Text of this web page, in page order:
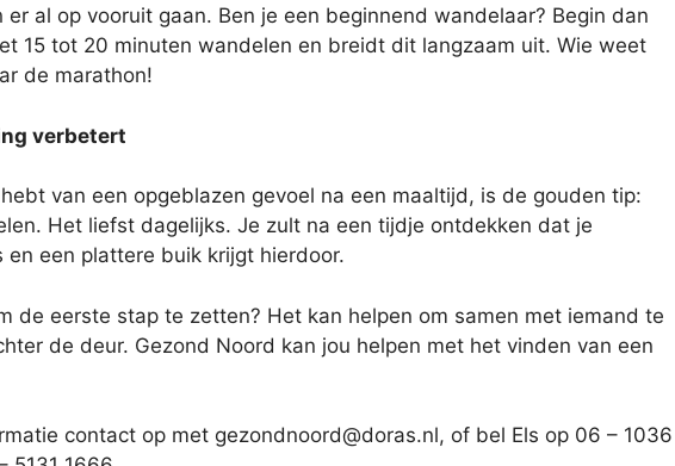
er al op vooruit gaan. Ben je een beginnend wandelaar? Begin dan
15 tot 20 minuten wandelen en breidt dit langzaam uit. Wie weet
de marathon!
verbetert
van een opgeblazen gevoel na een maaltijd, is de gouden tip:
Het liefst dagelijks. Je zult na een tijdje ontdekken dat je
een plattere buik krijgt hierdoor.
de eerste stap te zetten? Het kan helpen om samen met iemand te
de deur. Gezond Noord kan jou helpen met het vinden van een
contact op met gezondnoord@doras.nl, of bel Els op 06 – 1036